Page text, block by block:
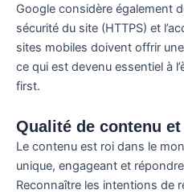
Google considère également
sécurité du site (HTTPS) et
sites mobiles doivent offrir
ce qui est devenu essentiel à
first.
Qualité de contenu
Le contenu est roi dans le
unique, engageant et
Reconnaître les intentions de